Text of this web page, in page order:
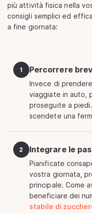
più attività fisica nella
consigli semplici ed
a fine giornata:
1 Percorrere
Invece di
viaggiate in auto,
proseguite a
scendete una
2 Integrare le
Pianificate
vostra giornata,
principale. Come
beneficiare dei
stabile di